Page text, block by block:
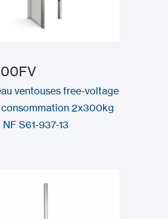
ventouses free-voltage
consommation 2x300kg
S61-937-13